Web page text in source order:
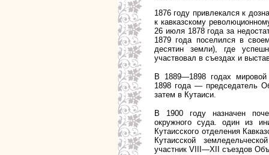
1876 году привлекался к
к кавказскому
26 июля 1878 года за
1879 года поселился в
десятин земли), где
участвовал в съездах и
В 1889—1898 годах мировой
1898 года — председатель
затем в Кутаиси.
В 1900 году назначен
окружного суда. один из
Кутаисского отделения
Кутаисской
участник VIII—XII съездов